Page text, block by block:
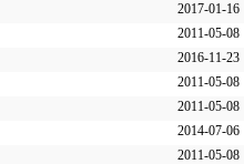
2017-01-16
2011-05-08
2016-11-23
2011-05-08
2011-05-08
2014-07-06
2011-05-08